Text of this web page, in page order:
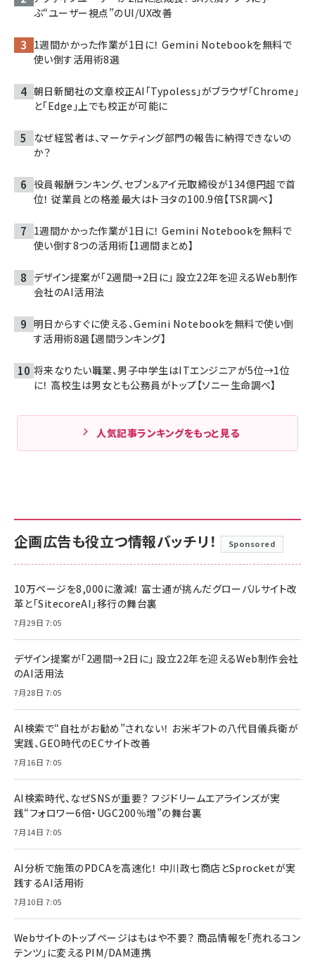
ぶ“ユーザー視点”のUI/UX改善
1週間かかった作業が1日に！ Gemini Notebookを無料で
使い倒す活用術8選
朝日新聞社の文章校正AI「Typoless」がブラウザ「Chrome」
と「Edge」上でも校正が可能に
なぜ経営者は、マーケティング部門の報告に納得できないの
か？
役員報酬ランキング、セブン＆アイ元取締役が134億円超で首
位！ 従業員との格差最大はトヨタの100.9倍【TSR調べ】
1週間かかった作業が1日に！ Gemini Notebookを無料で
使い倒す8つの活用術【1週間まとめ】
デザイン提案が「2週間→2日に」 設立22年を迎えるWeb制作
会社のAI活用法
明日からすぐに使える、Gemini Notebookを無料で使い倒
す活用術8選【週間ランキング】
将来なりたい職業、男子中学生はITエンジニアが5位→1位
に！ 高校生は男女とも公務員がトップ【ソニー生命調べ】
人気記事ランキングをもっと見る
企画広告も役立つ情報バッチリ！ Sponsored
10万ページを8,000に激減！ 富士通が挑んだグローバルサイト改
革と「SitecoreAI」移行の舞台裏
7月29日 7:05
デザイン提案が「2週間→2日に」 設立22年を迎えるWeb制作会社
のAI活用法
7月28日 7:05
AI検索で“自社がお勧め”されない！ お米ギフトの八代目儀兵衛が
実践、GEO時代のECサイト改善
7月16日 7:05
AI検索時代、なぜSNSが重要？ フジドリームエアラインズが実
践“フォロワー6倍・UGC200％増”の舞台裏
7月14日 7:05
AI分析で施策のPDCAを高速化！ 中川政七商店とSprocketが実
践するAI活用術
7月10日 7:05
Webサイトのトップページはもはや不要？ 商品情報を「売れるコン
テンツ」に変えるPIM/DAM連携